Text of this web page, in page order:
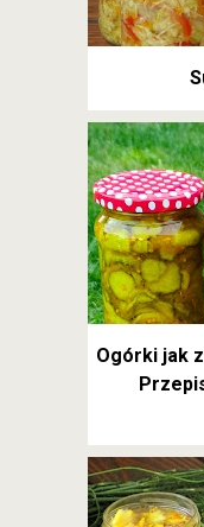
Ogórki jak